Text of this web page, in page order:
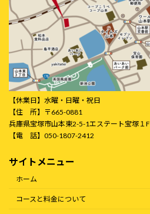
【休業日】水曜・日曜・祝日
【住 所】〒665-0881
兵庫県宝塚市山本東2-5-1エステート宝塚１F
【電 話】050-1807-2412
サイトメニュー
ホーム
コースと料金について